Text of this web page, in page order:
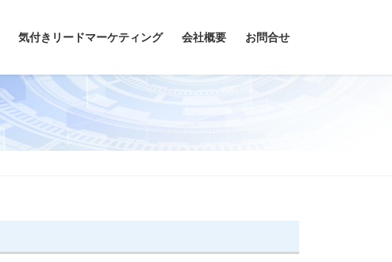
気付きリードマーケティング 会社概要 お問合せ